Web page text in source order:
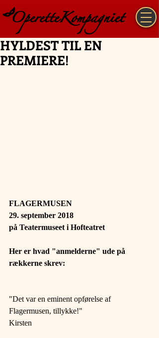
HYLDEST TIL EN
PREMIERE!
FLAGERMUSEN
29. september 2018
på Teatermuseet i Hofteatret
Her er hvad "anmelderne" ude på
rækkerne skrev:
"Det var en eminent opførelse af
Flagermusen, tillykke!"
Kirsten